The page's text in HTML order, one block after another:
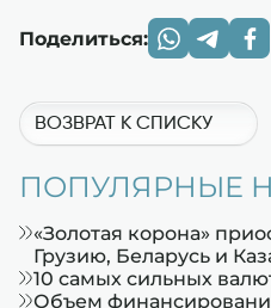
Поделиться:
ВОЗВРАТ К СПИСКУ
ПОПУЛЯРНЫЕ
«Золотая корона»
Грузию, Беларусь и
10 самых сильных
Объем